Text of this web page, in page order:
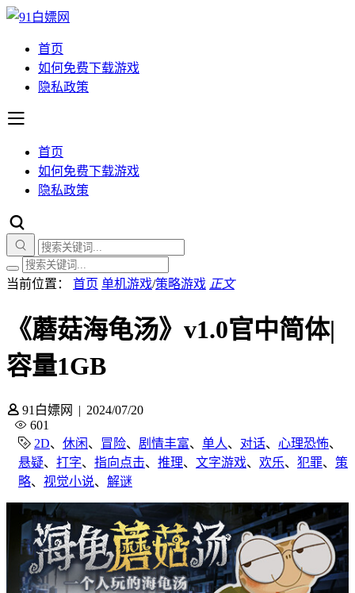
首页
如何免费下载游戏
隐私政策
首页
如何免费下载游戏
隐私政策
当前位置： 首页 单机游戏/策略游戏 正文
《蘑菇海龟汤》v1.0官中简体|
容量1GB
91白嫖网 | 2024/07/20
601
2D、 休闲 、 冒险、 剧情丰富、 单人、 对话、 心理恐怖、
悬疑、 打字、 指向点击、 推理、 文字游戏、 欢乐、 犯罪、 策
略、 视觉小说、 解谜